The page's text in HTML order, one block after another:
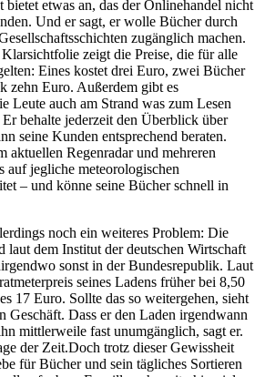
etwas an, das der Onlinehandel nicht
Und er sagt, er wolle Bücher durch
zugänglich machen.
zeigt die Preise, die für alle
Eines kostet drei Euro, zwei Bücher
zehn Euro. Außerdem gibt es
Leute auch am Strand was zum Lesen
behalte jederzeit den Überblick über
seine Kunden entsprechend beraten.
aktuellen Regenradar und mehreren
auf jegliche meteorologischen
– und könne seine Bücher schnell in
noch ein weiteres Problem: Die
laut dem Institut der deutschen Wirtschaft
sonst in der Bundesrepublik. Laut
seines Ladens früher bei 8,50
17 Euro. Sollte das so weitergehen, sieht
Geschäft. Dass er den Laden irgendwann
mittlerweile fast unumgänglich, sagt er.
der Zeit.Doch trotz dieser Gewissheit
für Bücher und sein tägliches Sortieren